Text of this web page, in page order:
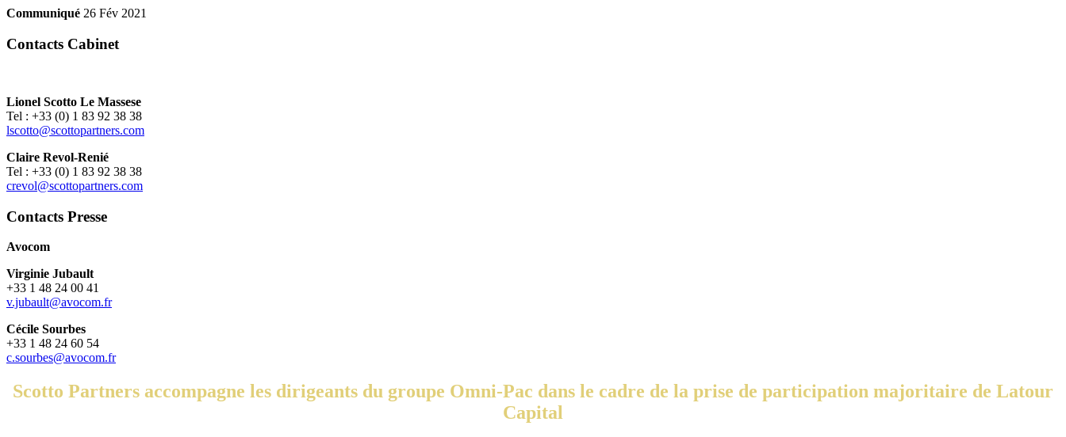
Communiqué 26 Fév 2021
Contacts Cabinet
Lionel Scotto Le Massese
Tel : +33 (0) 1 83 92 38 38
lscotto@scottopartners.com
Claire Revol-Renié
Tel : +33 (0) 1 83 92 38 38
crevol@scottopartners.com
Contacts Presse
Avocom
Virginie Jubault
+33 1 48 24 00 41
v.jubault@avocom.fr
Cécile Sourbes
+33 1 48 24 60 54
c.sourbes@avocom.fr
Scotto Partners accompagne les dirigeants du groupe Omni-Pac dans le cadre de la prise de participation majoritaire de Latour
Capital